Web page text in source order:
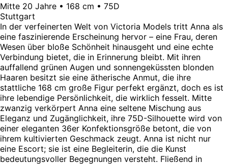
Mitte 20 Jahre • 168 cm • 75D
Stuttgart
In der verfeinerten Welt von Victoria Models tritt Anna als
eine faszinierende Erscheinung hervor – eine Frau, deren
Wesen über bloße Schönheit hinausgeht und eine echte
Verbindung bietet, die in Erinnerung bleibt. Mit ihren
auffallend grünen Augen und sonnengeküssten blonden
Haaren besitzt sie eine ätherische Anmut, die ihre
stattliche 168 cm große Figur perfekt ergänzt, doch es ist
ihre lebendige Persönlichkeit, die wirklich fesselt. Mitte
zwanzig verkörpert Anna eine seltene Mischung aus
Eleganz und Zugänglichkeit, ihre 75D-Silhouette wird von
einer eleganten 36er Konfektionsgröße betont, die von
ihrem kultivierten Geschmack zeugt. Anna ist nicht nur
eine Escort; sie ist eine Begleiterin, die die Kunst
bedeutungsvoller Begegnungen versteht. Fließend in